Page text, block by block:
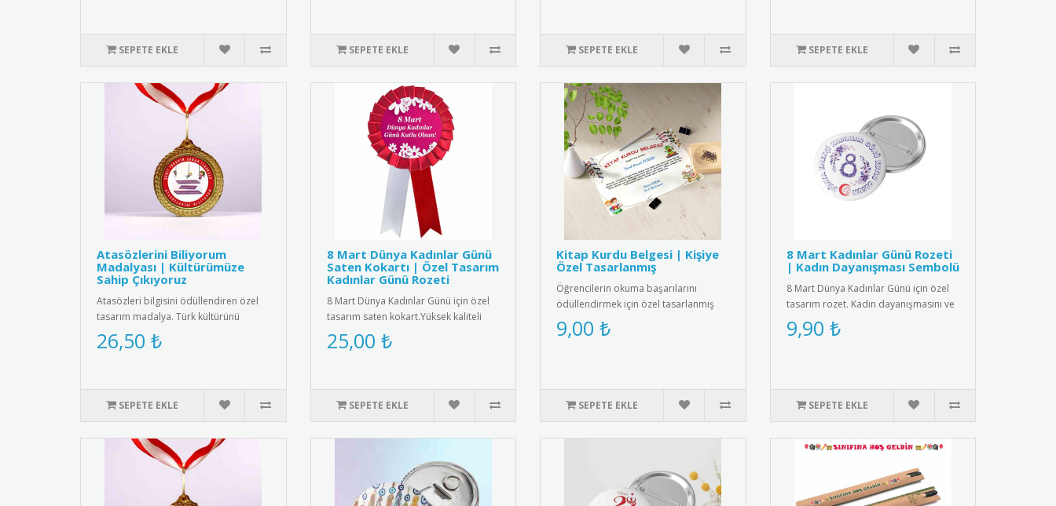
SEPETE EKLE SEPETE EKLE SEPETE EKLE SEPETE EKLE
Atasözlerini Biliyorum
Madalyası | Kültürümüze
Sahip Çıkıyoruz
Atasözleri bilgisini ödüllendiren özel
tasarım madalya. Türk kültürünü
yaşatmak ve dil becerilerini ..
26,50 ₺
SEPETE EKLE
8 Mart Dünya Kadınlar Günü
Saten Kokartı | Özel Tasarım
Kadınlar Günü Rozeti
8 Mart Dünya Kadınlar Günü için özel
tasarım saten kokart.Yüksek kaliteli
kadife dokulu saten kumaşt..
25,00 ₺
SEPETE EKLE
Kitap Kurdu Belgesi | Kişiye
Özel Tasarlanmış
Öğrencilerin okuma başarılarını
ödüllendirmek için özel tasarlanmış
kitap kurdu belgeleri. Kişiye öz..
9,00 ₺
SEPETE EKLE
8 Mart Kadınlar Günü Rozeti
| Kadın Dayanışması Sembolü
8 Mart Dünya Kadınlar Günü için özel
tasarım rozet. Kadın dayanışmasını ve
eşitliği simgeleyen şık a..
9,90 ₺
SEPETE EKLE